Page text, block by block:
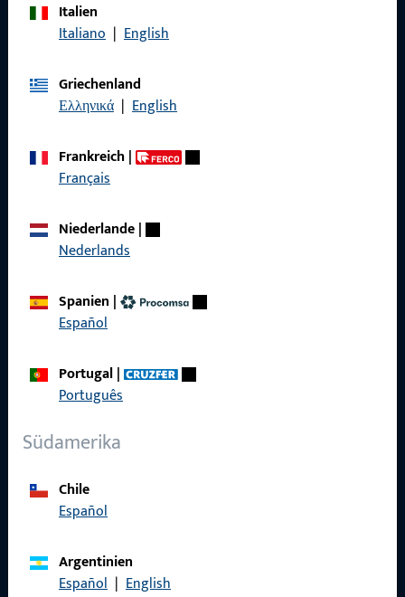
Rufen Sie uns an
Italien
Italiano | English
Griechenland
Ελληνικά | English
Frankreich|
Français
Niederlande|
Nederlands
Spanien |
Español
Portugal|
Português
Südamerika
Chile
Español
Argentinien
Español | English
Impressum
Produkte